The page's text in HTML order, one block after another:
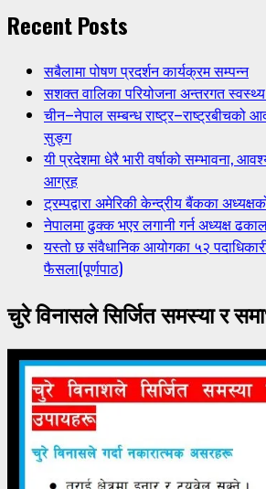
Recent Posts
सबैलामा पोषण प्रदर्शन कार्यक्रम सम्पन्न
सशक्त वालिका परियोजना अन्तरगत
चीन–नेपाल सम्बन्ध राष्ट्र–राष्ट्रबीचको
सुङ्ग
यी प्रदेशमा धेरै भारी वर्षाको सम्भावना,
आग्रह
ट्रम्पद्वारा अमेरिकी केन्द्रीय बैंकका
नेपालमा ढुक्क भएर लगानी गर्न अध्यक्ष
यस्तो छ संवैधानिक आयोगका ५२
फैसला(पूर्णपाठ)
चुरे विनासले सिर्जित समस्या र